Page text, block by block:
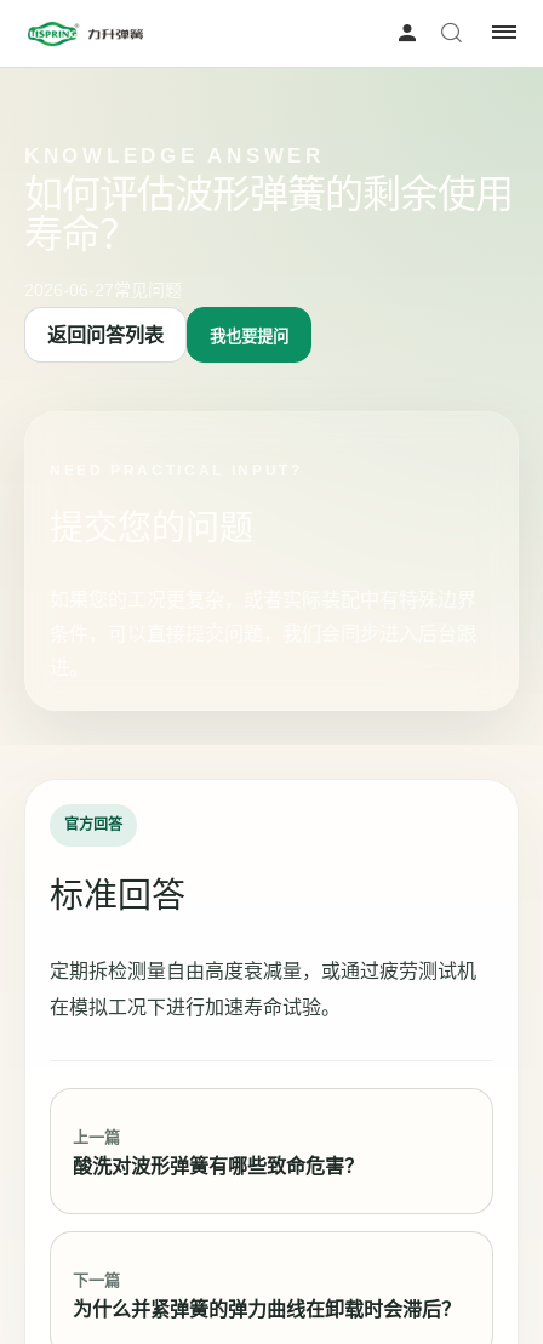
KNOWLEDGE ANSWER
如何评估波形弹簧的剩余使用
寿命？
返回问答列表 我也要提问
官方回答
标准回答
定期拆检测量自由高度衰减量，或通过疲劳测试机
在模拟工况下进行加速寿命试验。
上一篇
酸洗对波形弹簧有哪些致命危害？
下一篇
为什么并紧弹簧的弹力曲线在卸载时会滞后？